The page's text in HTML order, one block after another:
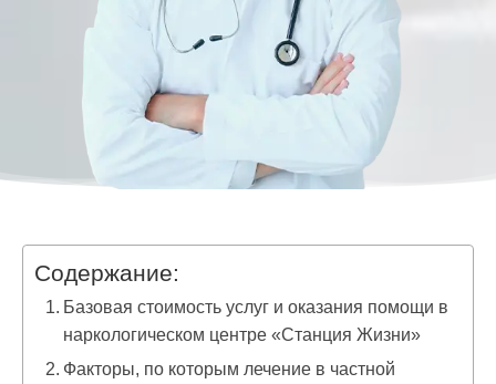
Содержание:
Базовая стоимость услуг и оказания помощи в
наркологическом центре «Станция Жизни»
Факторы, по которым лечение в частной